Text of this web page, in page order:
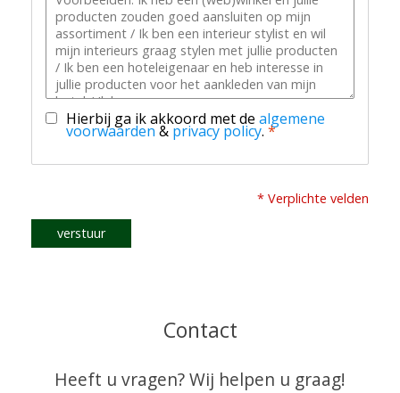
Hierbij ga ik akkoord met de algemene
voorwaarden & privacy policy. *
* Verplichte velden
verstuur
Contact
Heeft u vragen? Wij helpen u graag!